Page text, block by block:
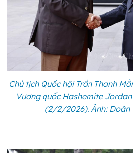
Chủ tịch Quốc hội Trần Thanh
Vương quốc Hashemite Jordan
(2/2/2026). Ảnh: Doãn